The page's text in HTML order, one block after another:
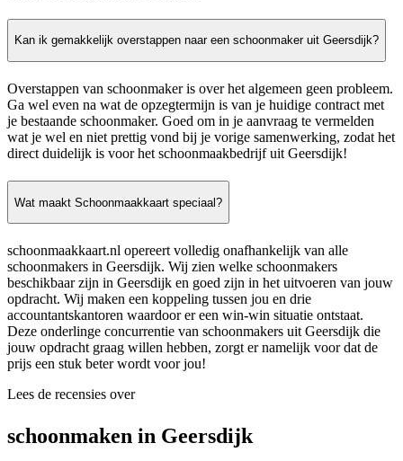
Kan ik gemakkelijk overstappen naar een schoonmaker uit Geersdijk?
Overstappen van schoonmaker is over het algemeen geen probleem.
Ga wel even na wat de opzegtermijn is van je huidige contract met
je bestaande schoonmaker. Goed om in je aanvraag te vermelden
wat je wel en niet prettig vond bij je vorige samenwerking, zodat het
direct duidelijk is voor het schoonmaakbedrijf uit Geersdijk!
Wat maakt Schoonmaakkaart speciaal?
schoonmaakkaart.nl opereert volledig onafhankelijk van alle
schoonmakers in Geersdijk. Wij zien welke schoonmakers
beschikbaar zijn in Geersdijk en goed zijn in het uitvoeren van jouw
opdracht. Wij maken een koppeling tussen jou en drie
accountantskantoren waardoor er een win-win situatie ontstaat.
Deze onderlinge concurrentie van schoonmakers uit Geersdijk die
jouw opdracht graag willen hebben, zorgt er namelijk voor dat de
prijs een stuk beter wordt voor jou!
Lees de recensies over
schoonmaken in Geersdijk